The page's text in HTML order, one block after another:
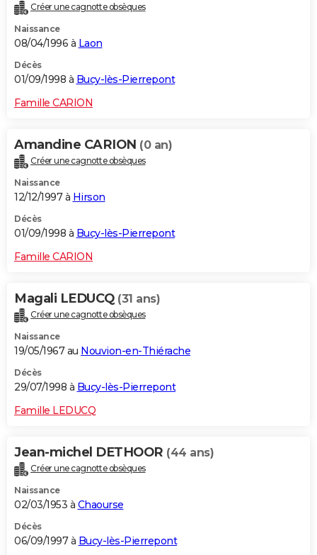
Créer une cagnotte obsèques
Naissance
08/04/1996 à Laon
Décès
01/09/1998 à Bucy-lès-Pierrepont
Famille CARION
Amandine CARION (0 an)
Créer une cagnotte obsèques
Naissance
12/12/1997 à Hirson
Décès
01/09/1998 à Bucy-lès-Pierrepont
Famille CARION
Magali LEDUCQ (31 ans)
Créer une cagnotte obsèques
Naissance
19/05/1967 au Nouvion-en-Thiérache
Décès
29/07/1998 à Bucy-lès-Pierrepont
Famille LEDUCQ
Jean-michel DETHOOR (44 ans)
Créer une cagnotte obsèques
Naissance
02/03/1953 à Chaourse
Décès
06/09/1997 à Bucy-lès-Pierrepont